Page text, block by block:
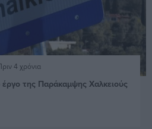
4 χρόνια
της Παράκαμψης Χαλκειούς